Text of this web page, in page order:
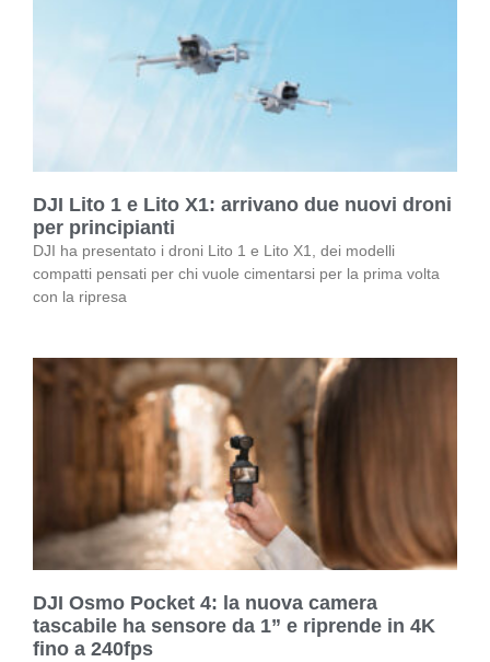
DJI Lito 1 e Lito X1: arrivano due nuovi droni
per principianti
DJI ha presentato i droni Lito 1 e Lito X1, dei modelli
compatti pensati per chi vuole cimentarsi per la prima volta
con la ripresa
DJI Osmo Pocket 4: la nuova camera
tascabile ha sensore da 1” e riprende in 4K
fino a 240fps